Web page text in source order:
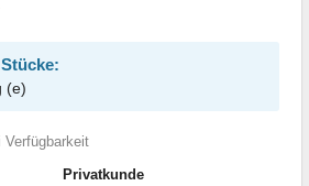
(e)
Verfügbarkeit
Privatkunde